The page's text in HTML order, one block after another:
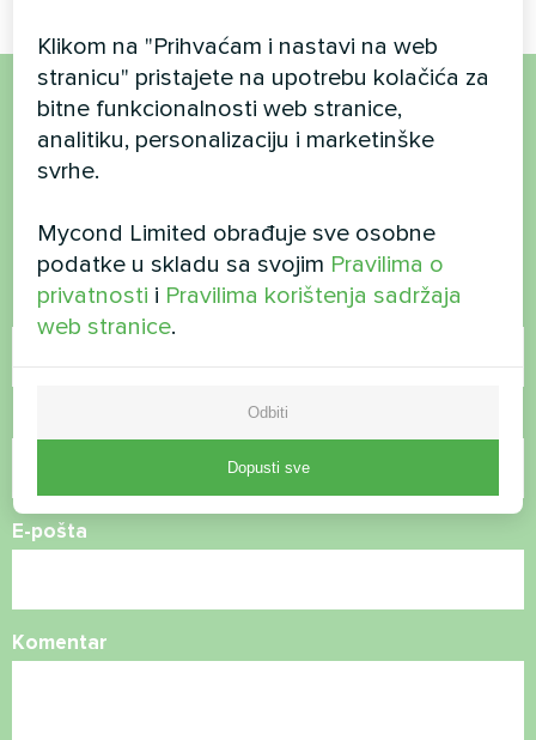
Želite kupiti ili imate
pitanja?
Kontaktirajte nas i mi ćemo vam pomoći
Ime
E-pošta
Komentar
Klikom na "Prihvaćam i nastavi na web
stranicu" pristajete na upotrebu kolačića za
bitne funkcionalnosti web stranice,
analitiku, personalizaciju i marketinške
svrhe.
Mycond Limited obrađuje sve osobne
podatke u skladu sa svojim Pravilima o
privatnosti i Pravilima korištenja sadržaja
web stranice.
Odbiti
Dopusti sve